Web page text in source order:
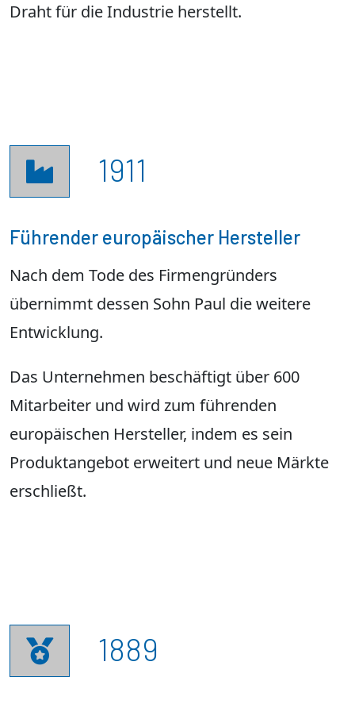
Draht für die Industrie herstellt.
 1911
Führender europäischer Hersteller
Nach dem Tode des Firmengründers
übernimmt dessen Sohn Paul die weitere
Entwicklung.
Das Unternehmen beschäftigt über 600
Mitarbeiter und wird zum führenden
europäischen Hersteller, indem es sein
Produktangebot erweitert und neue Märkte
erschließt.
 1889